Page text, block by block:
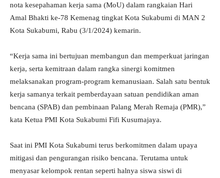
nota kesepahaman kerja sama (MoU) dalam rangkaian Hari
Amal Bhakti ke-78 Kemenag tingkat Kota Sukabumi di MAN 2
Kota Sukabumi, Rabu (3/1/2024) kemarin.
“Kerja sama ini bertujuan membangun dan memperkuat jaringan
kerja, serta kemitraan dalam rangka sinergi komitmen
melaksanakan program-program kemanusiaan. Salah satu bentuk
kerja samanya terkait pemberdayaan satuan pendidikan aman
bencana (SPAB) dan pembinaan Palang Merah Remaja (PMR),”
kata Ketua PMI Kota Sukabumi Fifi Kusumajaya.
Saat ini PMI Kota Sukabumi terus berkomitmen dalam upaya
mitigasi dan pengurangan risiko bencana. Terutama untuk
menyasar kelompok rentan seperti halnya siswa siswi di